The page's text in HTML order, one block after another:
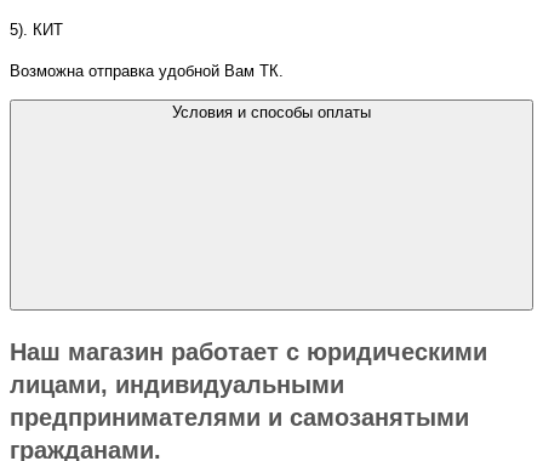
5). КИТ
Возможна отправка удобной Вам ТК.
Условия и способы оплаты
Наш магазин работает с юридическими
лицами, индивидуальными
предпринимателями и самозанятыми
гражданами.